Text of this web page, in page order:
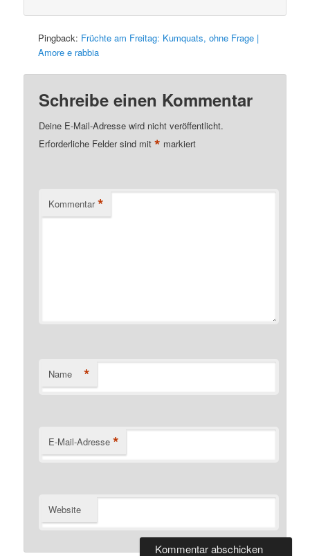
Pingback: Früchte am Freitag: Kumquats, ohne Frage |
Amore e rabbia
Schreibe einen Kommentar
Deine E-Mail-Adresse wird nicht veröffentlicht.
Erforderliche Felder sind mit* markiert
Kommentar *
Name *
E-Mail-Adresse *
Website